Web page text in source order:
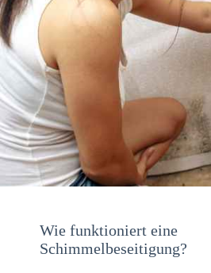
Wie funktioniert eine
Schimmelbeseitigung?